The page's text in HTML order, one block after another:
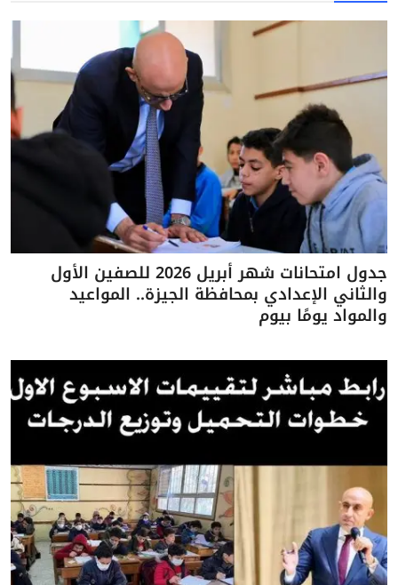
جدول امتحانات شهر أبريل 2026 للصفين الأول
والثاني الإعدادي بمحافظة الجيزة.. المواعيد
والمواد يومًا بيوم